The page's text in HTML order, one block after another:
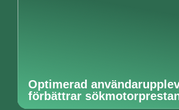
Optimerad
förbättrar